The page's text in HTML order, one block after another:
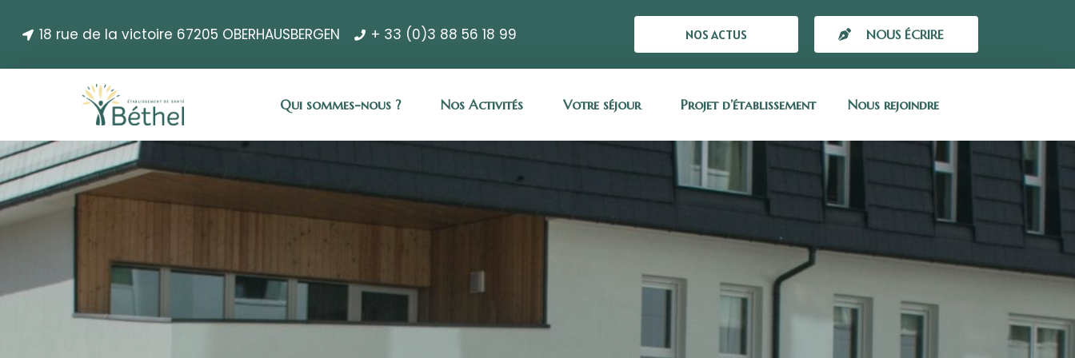
18 rue de la victoire 67205 OBERHAUSBERGEN + 33 (0)3 88 56 18 99 NOS ACTUS NOUS ÉCRIRE
Qui sommes-nous ? Nos Activités Votre séjour Projet d’établissement Nous rejoindre